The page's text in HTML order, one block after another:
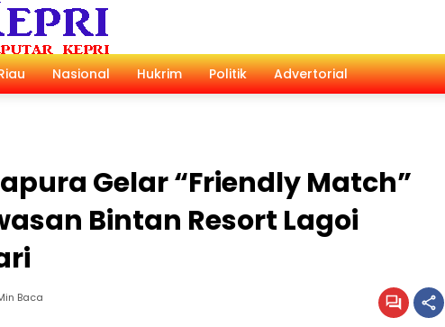
Nasional Hukrim Politik Advertorial
Gelar “Friendly Match”
Bintan Resort Lagoi
Baca